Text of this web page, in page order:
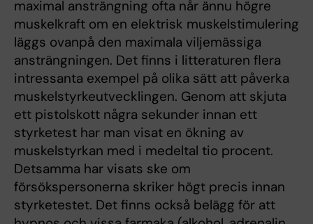
maximal ansträngning ofta når ännu högre
muskelkraft om en elektrisk muskelstimulering
läggs ovanpå den maximala viljemässiga
ansträngningen. Det finns i litteraturen flera
intressanta exempel på olika sätt att påverka
muskelstyrkeutvecklingen. Genom att skjuta
ett pistolskott några sekunder innan ett
styrketest har man visat en ökning av
muskelstyrkan med i medeltal tio procent.
Detsamma har visats ske om
försökspersonerna skriker högt precis innan
styrketestet. Det finns också belägg för att